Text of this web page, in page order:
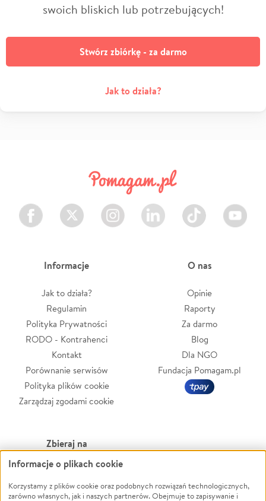
swoich bliskich lub potrzebujących!
Stwórz zbiórkę - za darmo
Jak to działa?
Facebook Twitter Instagram LinkedIn TikTok Youtube
Informacje
Jak to działa?
Regulamin
Polityka Prywatności
RODO - Kontrahenci
Kontakt
Porównanie serwisów
Polityka plików cookie
Zarządzaj zgodami cookie
O nas
Opinie
Raporty
Za darmo
Blog
Dla NGO
Fundacja Pomagam.pl
Zbieraj na
Leczenie
Zwierzęta
Powódź
Informacje o plikach cookie
Korzystamy z plików cookie oraz podobnych rozwiązań technologicznych,
zarówno własnych, jak i naszych partnerów. Obejmuje to zapisywanie i